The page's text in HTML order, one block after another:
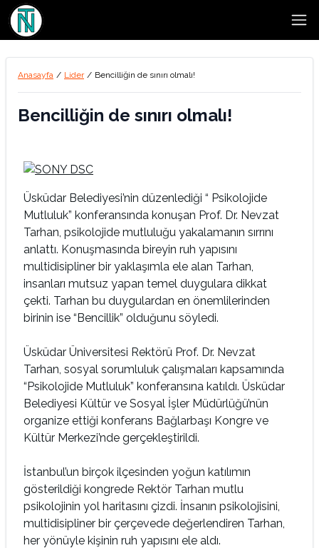
Anasayfa / Lider / Bencilliğin de sınırı olmalı!
Bencilliğin de sınırı olmalı!
Üsküdar Belediyesi’nin düzenlediği “ Psikolojide
Mutluluk” konferansında konuşan Prof. Dr. Nevzat
Tarhan, psikolojide mutluluğu yakalamanın sırrını
anlattı. Konuşmasında bireyin ruh yapısını
multidisipliner bir yaklaşımla ele alan Tarhan,
insanları mutsuz yapan temel duygulara dikkat
çekti. Tarhan bu duygulardan en önemlilerinden
birinin ise “Bencillik” olduğunu söyledi.
Üsküdar Üniversitesi Rektörü Prof. Dr. Nevzat
Tarhan, sosyal sorumluluk çalışmaları kapsamında
“Psikolojide Mutluluk” konferansına katıldı. Üsküdar
Belediyesi Kültür ve Sosyal İşler Müdürlüğü’nün
organize ettiği konferans Bağlarbaşı Kongre ve
Kültür Merkezi’nde gerçekleştirildi.
İstanbul’un birçok ilçesinden yoğun katılımın
gösterildiği kongrede Rektör Tarhan mutlu
psikolojinin yol haritasını çizdi. İnsanın psikolojisini,
multidisipliner bir çerçevede değerlendiren Tarhan,
her yönüyle kişinin ruh yapısını ele aldı.